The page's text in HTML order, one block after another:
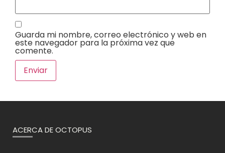
Guarda mi nombre, correo electrónico y web en
este navegador para la próxima vez que
comente.
ACERCA DE OCTOPUS